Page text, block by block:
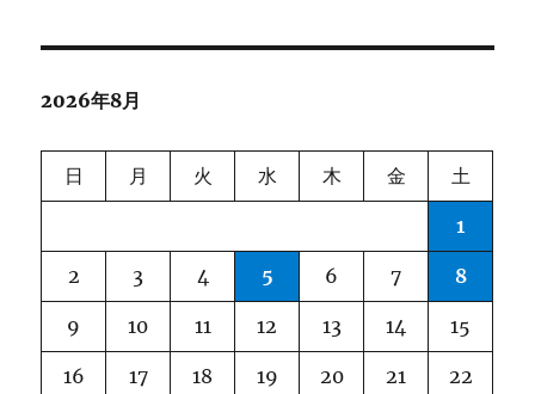
2026年8月
日 月 火 水 木 金 土
1
2 3 4 5 6 7 8
9 10 11 12 13 14 15
16 17 18 19 20 21 22